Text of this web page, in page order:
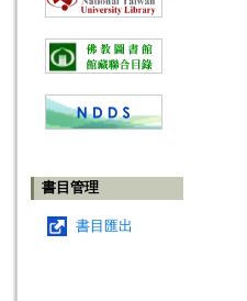
書目管理
書目匯出